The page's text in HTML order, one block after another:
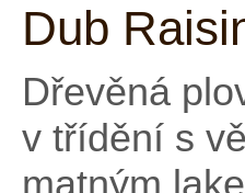
Dub
Dřevěná
v třídění s
matným